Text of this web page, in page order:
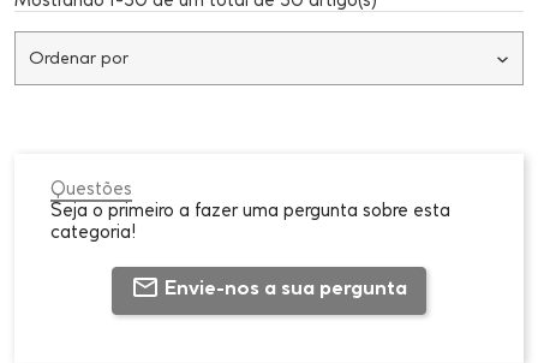
Ordenar por
Questões
Seja o primeiro a fazer uma pergunta sobre esta
categoria!
Envie-nos a sua pergunta